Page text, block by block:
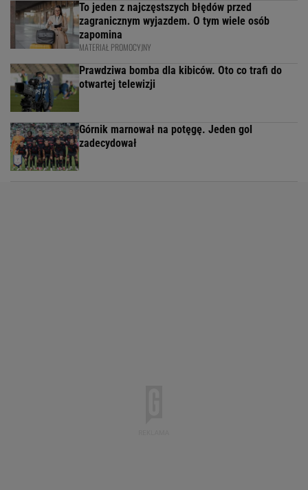
To jeden z najczęstszych błędów przed
zagranicznym wyjazdem. O tym wiele osób
zapomina
MATERIAŁ PROMOCYJNY
Prawdziwa bomba dla kibiców. Oto co trafi do
otwartej telewizji
Górnik marnował na potęgę. Jeden gol
zadecydował